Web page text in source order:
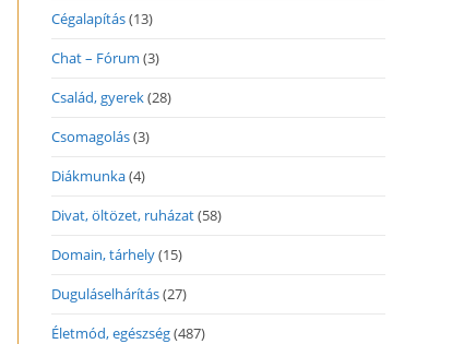
Cégalapítás(13)
Chat – Fórum (3)
Család, gyerek(28)
Csomagolás(3)
Diákmunka(4)
Divat, öltözet, ruházat(58)
Domain, tárhely(15)
Duguláselhárítás(27)
Életmód, egészség(487)